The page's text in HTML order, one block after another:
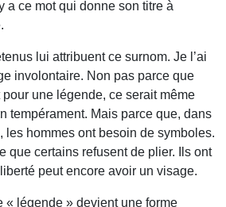
a ce mot qui donne son titre à
lui attribuent ce surnom. Je l’ai
involontaire. Non pas parce que
une légende, ce serait même
tempérament. Mais parce que, dans
les hommes ont besoin de symboles.
que certains refusent de plier. Ils ont
peut encore avoir un visage.
« légende » devient une forme